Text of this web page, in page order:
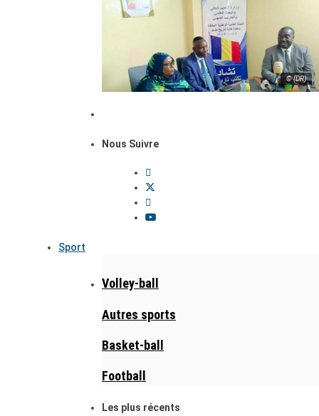
© (DR)
Nous Suivre
Sport
Volley-ball
Autres sports
Basket-ball
Football
Les plus récents